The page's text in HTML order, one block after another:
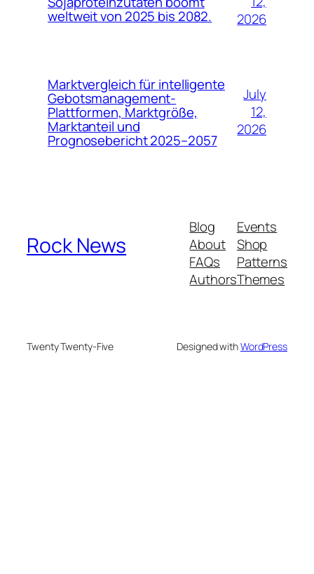
weltweit von 2025 bis 2082.
2026
Marktvergleich für intelligente
Gebotsmanagement-
Plattformen, Marktgröße,
Marktanteil und
Prognosebericht 2025–2057
July
12,
2026
Rock News
Blog
About
FAQs
Authors
Events
Shop
Patterns
Themes
Twenty Twenty-Five Designed withWordPress